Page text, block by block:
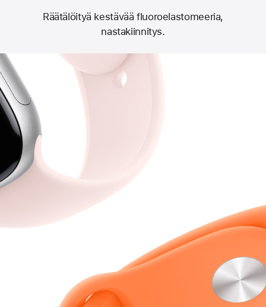
Räätälöityä kestävää fluoroelastomeeria,
nastakiinnitys.